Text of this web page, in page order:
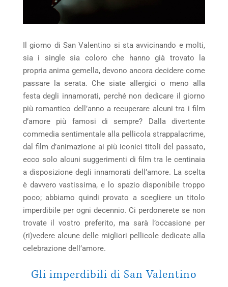
Il giorno di San Valentino si sta avvicinando e molti,
sia i single sia coloro che hanno già trovato la
propria anima gemella, devono ancora decidere come
passare la serata. Che siate allergici o meno alla
festa degli innamorati, perché non dedicare il giorno
più romantico dell’anno a recuperare alcuni tra i film
d’amore più famosi di sempre? Dalla divertente
commedia sentimentale alla pellicola strappalacrime,
dal film d’animazione ai più iconici titoli del passato,
ecco solo alcuni suggerimenti di film tra le centinaia
a disposizione degli innamorati dell’amore. La scelta
è davvero vastissima, e lo spazio disponibile troppo
poco; abbiamo quindi provato a scegliere un titolo
imperdibile per ogni decennio. Ci perdonerete se non
trovate il vostro preferito, ma sarà l’occasione per
(ri)vedere alcune delle migliori pellicole dedicate alla
celebrazione dell’amore.
Gli imperdibili di San Valentino